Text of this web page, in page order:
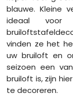
blauwe. Kleine
ideaal voor
vinden ze het
uw bruiloft en
seizoen een
bruiloft is, zijn
te decoreren.